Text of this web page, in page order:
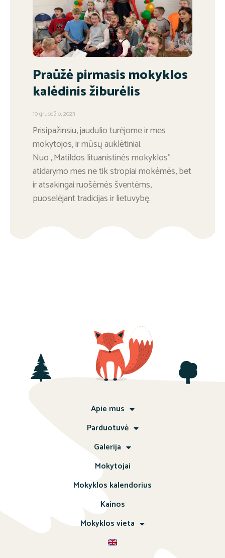
Praūžė pirmasis mokyklos
kalėdinis žiburėlis
10 gruodžio, 2023
Prisipažinsiu, jaudulio turėjome ir mes
mokytojos, ir mūsų auklėtiniai.
Nuo „Matildos lituanistinės mokyklos”
atidarymo mes ne tik stropiai mokėmės, bet
ir atsakingai ruošėmės šventėms,
puoselėjant tradicijas ir lietuvybę.
Apie mus
Parduotuvė
Galerija
Mokytojai
Mokyklos kalendorius
Kainos
Mokyklos vieta